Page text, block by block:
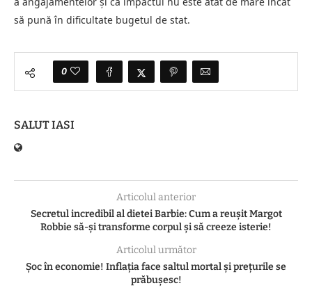
să pună în dificultate bugetul de stat.
0
SALUT IASI
Articolul anterior
Secretul incredibil al dietei Barbie: Cum a reușit Margot
Robbie să-și transforme corpul și să creeze isterie!
Articolul următor
Șoc în economie! Inflația face saltul mortal și prețurile se
prăbușesc!